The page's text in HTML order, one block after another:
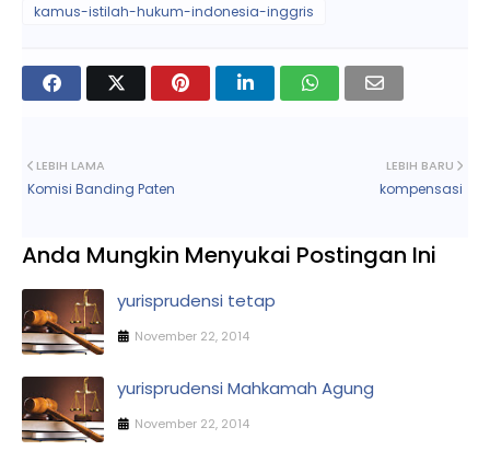
kamus-istilah-hukum-indonesia-inggris
LEBIH BARU
kompensasi
LEBIH LAMA
Komisi Banding Paten
Anda Mungkin Menyukai Postingan Ini
yurisprudensi tetap
November 22, 2014
yurisprudensi Mahkamah Agung
November 22, 2014